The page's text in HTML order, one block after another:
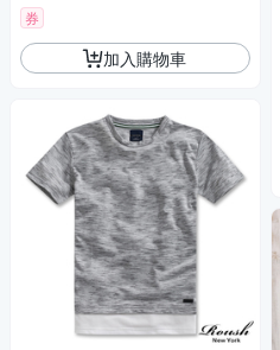
券
加入購物車